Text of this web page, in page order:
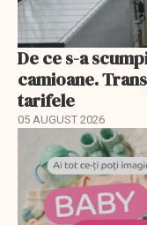
De ce s-a
camioane.
tarifele
05 AUGUST 2026